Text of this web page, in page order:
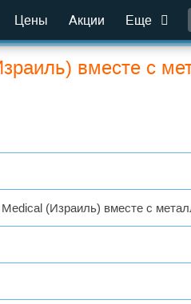
Цены Акции Еще
вместе с
(Израиль) вместе с